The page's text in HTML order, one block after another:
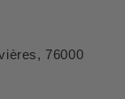
76000